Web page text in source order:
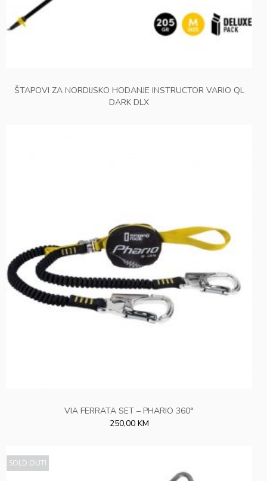
ŠTAPOVI ZA NORDIJSKO HODANJE INSTRUCTOR VARIO QL
DARK DLX
VIA FERRATA SET – PHARIO 360°
250,00 KM
SOLD OUT!